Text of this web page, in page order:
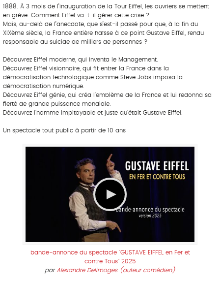
1888. À 3 mois de l’inauguration de la Tour Eiffel, les ouvriers se mettent
en grève. Comment Eiffel va-t-il gérer cette crise ?
Mais, au-delà de l’anecdote, que s’est-il passé pour que, à la fin du
XIXème siècle, la France entière haïsse à ce point Gustave Eiffel, rendu
responsable du suicide de milliers de personnes ?
Découvrez Eiffel moderne, qui inventa le Management.
Découvrez Eiffel visionnaire, qui fit entrer la France dans la
démocratisation technologique comme Steve Jobs imposa la
démocratisation numérique.
Découvrez Eiffel génie, qui créa l’emblème de la France et lui redonna sa
fierté de grande puissance mondiale.
Découvrez l’homme impitoyable et juste qu’était Gustave Eiffel.
Un spectacle tout public à partir de 10 ans
bande-annonce du spectacle "GUSTAVE EIFFEL en Fer et
contre Tous" 2025
par Alexandre Delimoges (auteur comédien)